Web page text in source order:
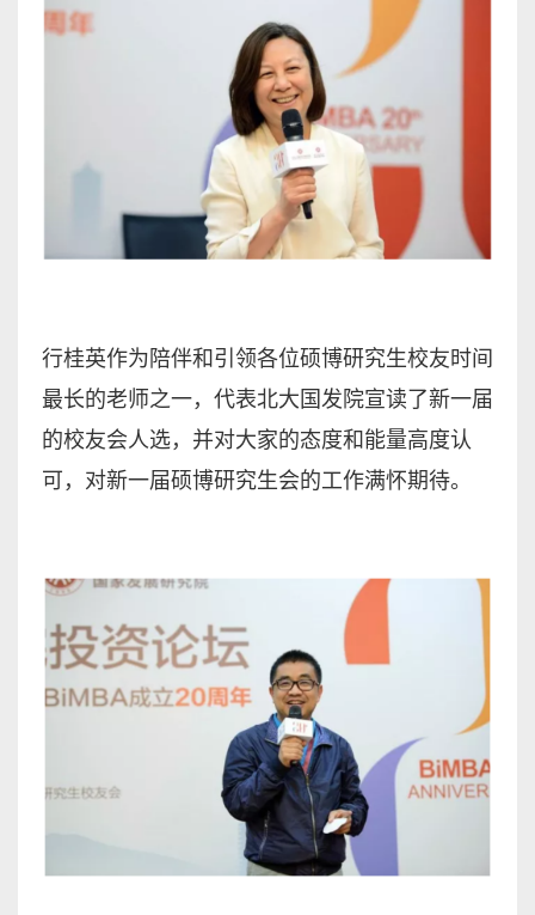
行桂英作为陪伴和引领各位硕博研究生校友时间
最长的老师之一，代表北大国发院宣读了新一届
的校友会人选，并对大家的态度和能量高度认
可，对新一届硕博研究生会的工作满怀期待。